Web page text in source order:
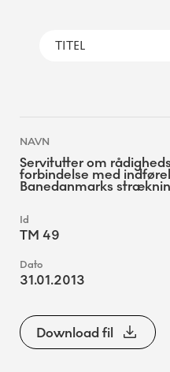
Servitutter om
forbindelse med
Banedanmarks
TM 49
31.01.2013
Download fil